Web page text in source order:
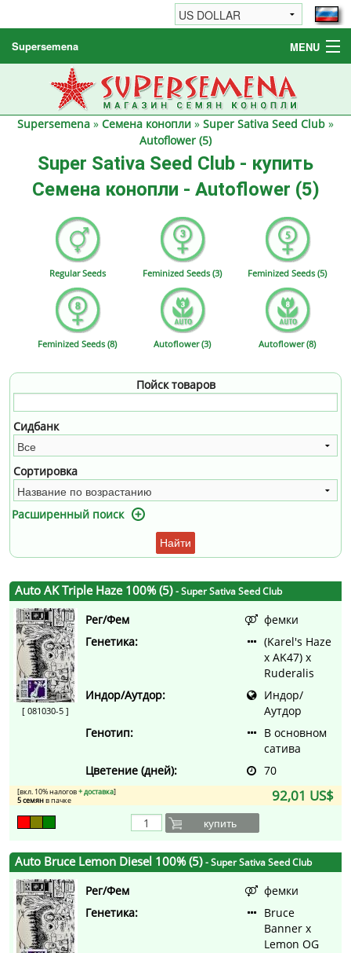
Supersemena MENU
Семена конопли
Другие товары
Supersemena » Семена конопли » Super Sativa Seed Club »
Autoflower (5)
Super Sativa Seed Club - купить
Семена конопли - Autoflower (5)
Regular Seeds Feminized Seeds (3) Feminized Seeds (5)
Feminized Seeds (8) Autoflower (3) Autoflower (8)
Пойск товаров
Сидбанк
Сортировка
Расширенный поиск
Найти
Auto AK Triple Haze 100% (5)- Super Sativa Seed Club
[ 081030-5 ]
Рег/Фем
фемки
Генетика:
(Karel's Haze
x AK47) x
Ruderalis
Индор/Аутдор:
Индор/
Аутдор
Генотип:
В основном
сатива
Цветение (дней):
70
92,01 US$
[вкл. 10% налогов+ доставка]
5 семянв пачке
купить
Auto Bruce Lemon Diesel 100% (5)- Super Sativa Seed Club
Рег/Фем
фемки
Генетика:
Bruce
Banner x
Lemon OG